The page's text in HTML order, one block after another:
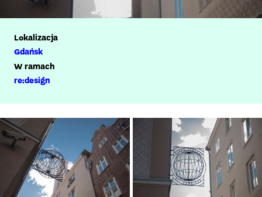
Lokalizacja
Gdańsk
W ramach
re:design